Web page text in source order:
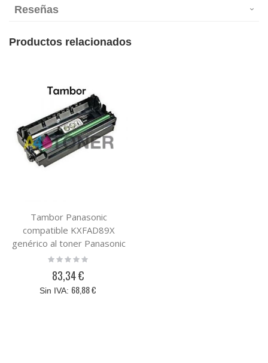
Reseñas
Productos relacionados
Tambor Panasonic
compatible KXFAD89X
genérico al toner Panasonic
KX-FAD89X
Rating:
83,34 €
68,88 €